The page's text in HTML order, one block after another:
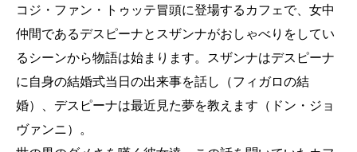
コジ・ファン・トゥッテ冒頭に登場するカフェで、女中
仲間であるデスピーナとスザンナがおしゃべりをしてい
るシーンから物語は始まります。スザンナはデスピーナ
に自身の結婚式当日の出来事を話し（フィガロの結
婚）、デスピーナは最近見た夢を教えます（ドン・ジョ
ヴァンニ）。